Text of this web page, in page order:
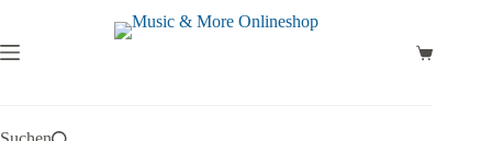
springen
Warenkorb